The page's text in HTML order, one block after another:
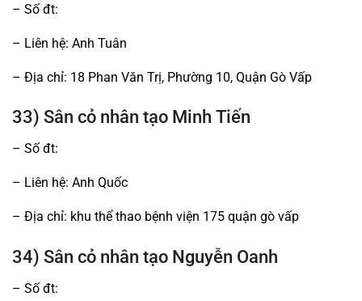
– Số đt:
– Liên hệ: Anh Tuân
– Địa chỉ: 18 Phan Văn Trị, Phường 10, Quận Gò Vấp
33) Sân cỏ nhân tạo Minh Tiến
– Số đt:
– Liên hệ: Anh Quốc
– Địa chỉ: khu thể thao bệnh viện 175 quận gò vấp
34) Sân cỏ nhân tạo Nguyễn Oanh
– Số đt: